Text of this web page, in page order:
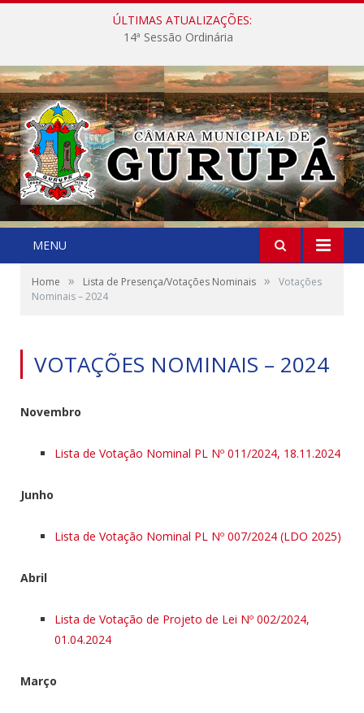
ÚLTIMAS ATUALIZAÇÕES:
14ª Sessão Ordinária
MENU
Home » Lista de Presença/Votações Nominais »
Votações
Nominais – 2024
VOTAÇÕES NOMINAIS – 2024
Novembro
Lista de Votação Nominal PL Nº 011/2024, 18.11.2024
Junho
Lista de Votação Nominal PL Nº 007/2024 (LDO 2025)
Abril
Lista de Votação de Projeto de Lei Nº 002/2024,
01.04.2024
Março